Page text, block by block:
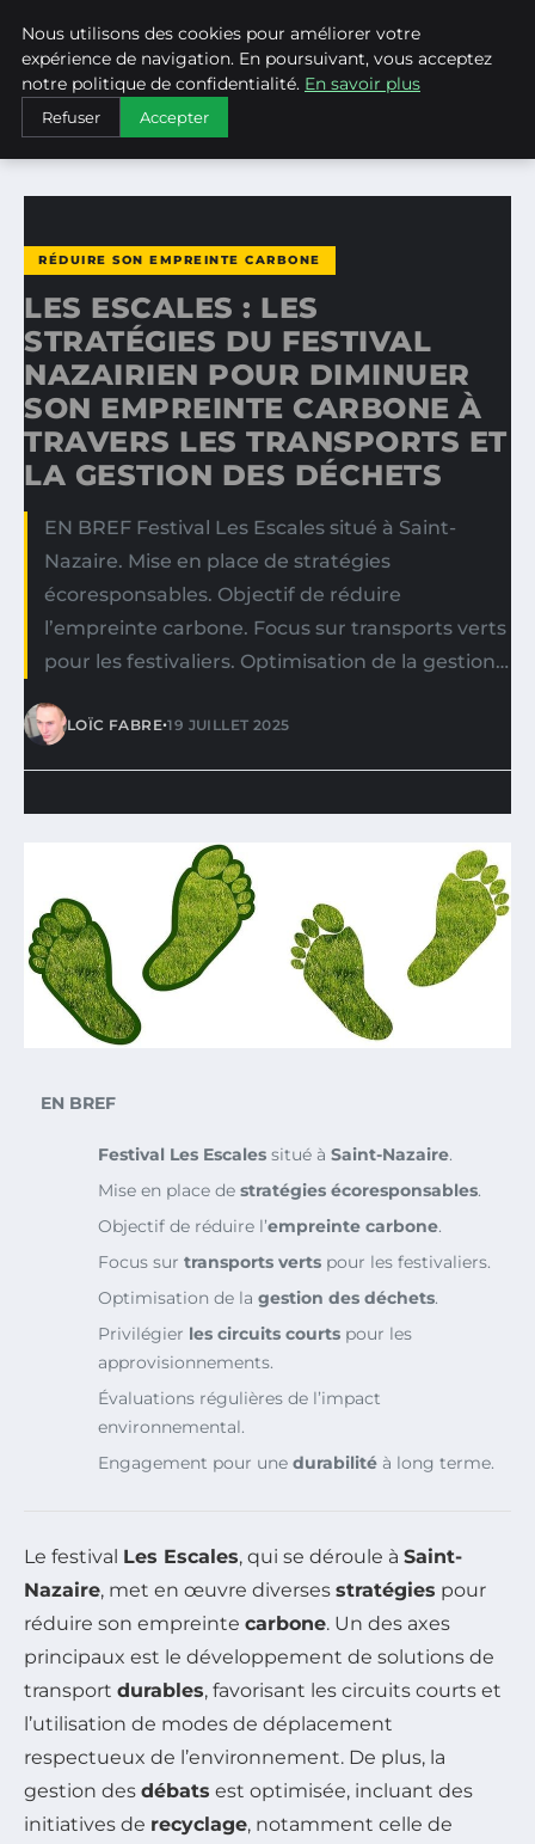
WEARECLIMATECONTROL
ACCUEIL
RÉDUIRE SON EMPREINTE CARBONE
LES ESCALES : LES STRATÉGIES DU FESTIVAL NAZAIRIEN…
RÉDUIRE SON EMPREINTE CARBONE
LES ESCALES : LES
STRATÉGIES DU FESTIVAL
NAZAIRIEN POUR DIMINUER
SON EMPREINTE CARBONE À
TRAVERS LES TRANSPORTS ET
LA GESTION DES DÉCHETS
EN BREF Festival Les Escales situé à Saint-
Nazaire. Mise en place de stratégies
écoresponsables. Objectif de réduire
l’empreinte carbone. Focus sur transports verts
pour les festivaliers. Optimisation de la gestion…
LOÏC FABRE•19 JUILLET 2025
EN BREF
Festival Les Escales situé à Saint-Nazaire.
Mise en place de stratégies écoresponsables.
Objectif de réduire l’empreinte carbone.
Focus sur transports verts pour les festivaliers.
Optimisation de la gestion des déchets.
Privilégier les circuits courts pour les
approvisionnements.
Évaluations régulières de l’impact
environnemental.
Engagement pour une durabilité à long terme.
Le festival Les Escales, qui se déroule à Saint-
Nazaire, met en œuvre diverses stratégies pour
réduire son empreinte carbone. Un des axes
principaux est le développement de solutions de
transport durables, favorisant les circuits courts et
l’utilisation de modes de déplacement
respectueux de l’environnement. De plus, la
gestion des débats est optimisée, incluant des
initiatives de recyclage, notamment celle de
Nous utilisons des cookies pour améliorer votre
expérience de navigation. En poursuivant, vous acceptez
notre politique de confidentialité. En savoir plus
Refuser Accepter